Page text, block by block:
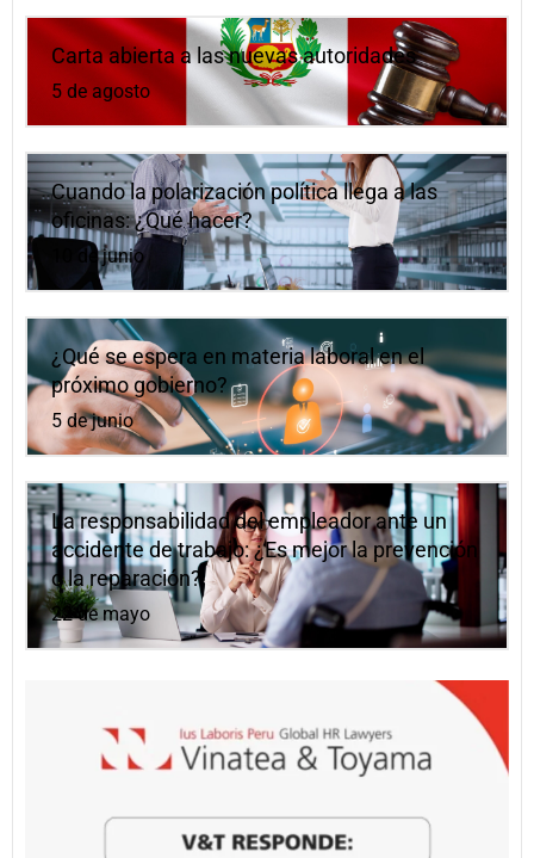
Carta abierta a las nuevas autoridades
5 de agosto
Cuando la polarización política llega a las
oficinas: ¿Qué hacer?
10 de junio
¿Qué se espera en materia laboral en el
próximo gobierno?
5 de junio
La responsabilidad del empleador ante un
accidente de trabajo: ¿Es mejor la prevención
o la reparación?
22 de mayo